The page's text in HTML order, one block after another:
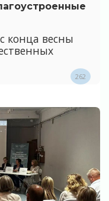
конца весны
262